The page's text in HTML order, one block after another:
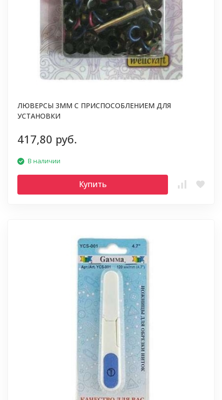
ЛЮВЕРСЫ 3ММ С ПРИСПОСОБЛЕНИЕМ ДЛЯ
УСТАНОВКИ
417,80 руб.
В наличии
Купить